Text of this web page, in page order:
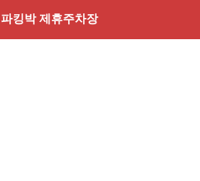
파킹박 제휴주차장